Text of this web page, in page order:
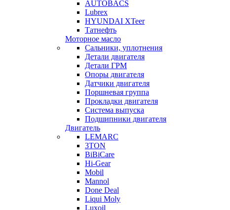
AUTOBACS
Lubrex
HYUNDAI XTeer
Татнефть
Моторное масло
Сальники, уплотнения
Детали двигателя
Детали ГРМ
Опоры двигателя
Датчики двигателя
Поршневая группа
Прокладки двигателя
Система выпуска
Подшипники двигателя
Двигатель
LEMARC
3TON
BiBiCare
Hi-Gear
Mobil
Mannol
Done Deal
Liqui Moly
Luxoil